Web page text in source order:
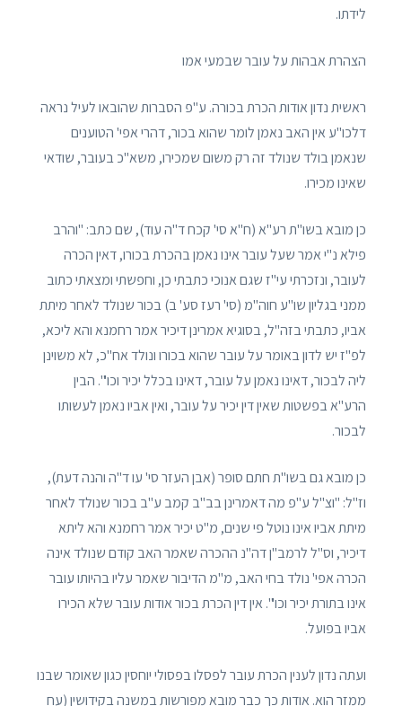
לידתו.
הצהרת אבהות על עובר שבמעי אמו
ראשית נדון אודות הכרת בכורה. ע"פ הסברות שהובאו לעיל נראה
דלכו"ע אין האב נאמן לומר שהוא בכור, דהרי אפי' הטוענים
שנאמן בולד שנולד זה רק משום שמכירו, משא"כ בעובר, שודאי
שאינו מכירו.
כן מובא בשו"ת רע"א (ח"א סי' קכח ד"ה עוד), שם כתב: "והרב
פילא נ"י אמר שעל עובר אינו נאמן בהכרת בכורו, דאין הכרה
לעובר, ונזכרתי עי"ז שגם אנוכי כתבתי כן, וחפשתי ומצאתי כתוב
ממני בגליון שו"ע חוה"מ (סי' רעז סע' ב) בכור שנולד לאחר מיתת
אביו, כתבתי בזה"ל, בסוגיא אמרינן דיכיר אמר רחמנא והא ליכא,
לפ"ז יש לדון באומר על עובר שהוא בכורו ונולד אח"כ, לא משוינן
ליה לבכור, דאינו נאמן על עובר, דאינו בכלל יכיר וכו'". הבין
הרע"א בפשטות שאין דין יכיר על עובר, ואין אביו נאמן לעשותו
לבכור.
כן מובא גם בשו"ת חתם סופר (אבן העזר סי' עו ד"ה והנה דעת),
וז"ל: "וצ"ל ע"פ מה דאמרינן בב"ב קמב ע"ב בכור שנולד לאחר
מיתת אביו אינו נוטל פי שנים, מ"ט יכיר אמר רחמנא והא ליתא
דיכיר, וס"ל לרמב"ן דה"נ ההכרה שאמר האב קודם שנולד אינה
הכרה אפי' נולד בחי האב, מ"מ הדיבור שאמר עליו בהיותו עובר
אינו בתורת יכיר וכו'". אין דין הכרת בכור אודות עובר שלא הכירו
אביו בפועל.
ועתה נדון לענין הכרת עובר לפסלו בפסולי יוחסין כגון שאומר שבנו
ממזר הוא. אודות כך כבר מובא מפורשות במשנה בקידושין (עח